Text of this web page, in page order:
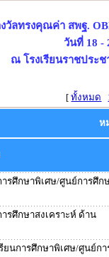
งวัลทรงคุณค่า สพฐ.
วันที่ 18 -
ณ โรงเรียนราชประ
[ทั้งหมด
ห
รศึกษาพิเศษ/ศูนย์การศึก
รศึกษาสงเคราะห์ ด้าน
ยนการศึกษาพิเศษ/ศูนย์กา